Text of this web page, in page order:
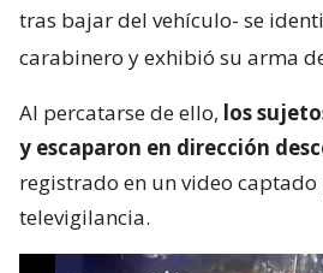
tras bajar del vehículo- se
carabinero y exhibió su arma
Al percatarse de ello, los
y escaparon en dirección
registrado en un video
televigilancia.